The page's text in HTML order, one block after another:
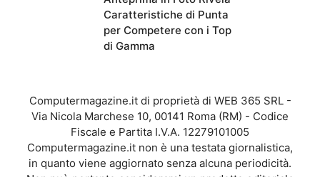
Caratteristiche di Punta
per Competere con i Top
di Gamma
Computermagazine.it di proprietà di WEB 365 SRL -
Via Nicola Marchese 10, 00141 Roma (RM) - Codice
Fiscale e Partita I.V.A. 12279101005
Computermagazine.it non è una testata giornalistica,
in quanto viene aggiornato senza alcuna periodicità.